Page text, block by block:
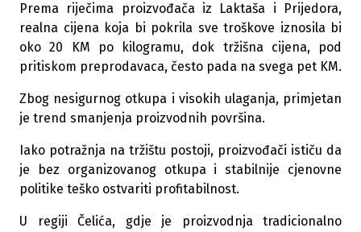
Prema riječima proizvođača iz Laktaša i Prijedora,
realna cijena koja bi pokrila sve troškove iznosila bi
oko 20 KM po kilogramu, dok tržišna cijena, pod
pritiskom preprodavaca, često pada na svega pet KM.
Zbog nesigurnog otkupa i visokih ulaganja, primjetan
je trend smanjenja proizvodnih površina.
Iako potražnja na tržištu postoji, proizvođači ističu da
je bez organizovanog otkupa i stabilnije cjenovne
politike teško ostvariti profitabilnost.
U regiji Čelića, gdje je proizvodnja tradicionalno